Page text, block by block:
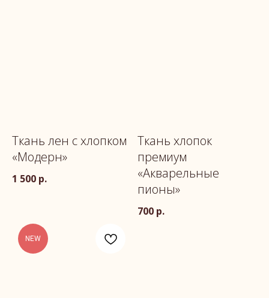
Ткань лен с хлопком
«Модерн»
1 500 р.
Ткань хлопок
премиум
«Акварельные
пионы»
700 р.
NEW